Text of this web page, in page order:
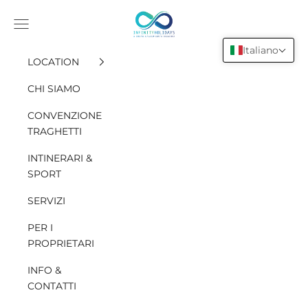
INFINITY HOLIDAYS SAS
Apri il menu di navigazione
LOCATION
CHI SIAMO
CONVENZIONE
TRAGHETTI
INTINERARI &
SPORT
SERVIZI
PER I
PROPRIETARI
INFO &
CONTATTI
Italiano